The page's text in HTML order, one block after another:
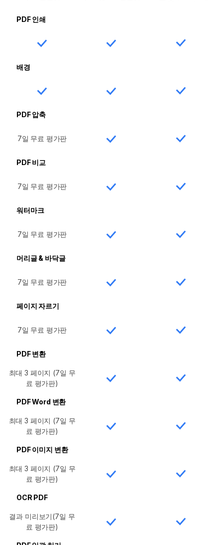
PDF 인쇄
배경
PDF 압축
7일 무료 평가판
PDF 비교
7일 무료 평가판
워터마크
7일 무료 평가판
머리글 & 바닥글
7일 무료 평가판
페이지 자르기
7일 무료 평가판
PDF 변환
최대 3 페이지 (7일 무
료 평가판)
PDF Word 변환
최대 3 페이지 (7일 무
료 평가판)
PDF 이미지 변환
최대 3 페이지 (7일 무
료 평가판)
OCR PDF
결과 미리보기(7일 무
료 평가판)